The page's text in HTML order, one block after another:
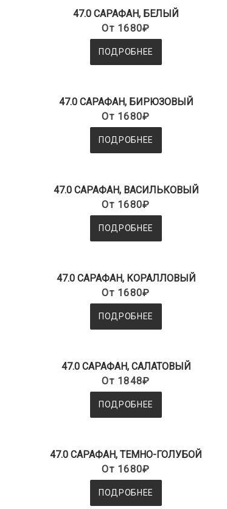
47.0 САРАФАН, БЕЛЫЙ
От 1680₽
ПОДРОБНЕЕ
47.0 САРАФАН, БИРЮЗОВЫЙ
От 1680₽
ПОДРОБНЕЕ
47.0 САРАФАН, ВАСИЛЬКОВЫЙ
От 1680₽
ПОДРОБНЕЕ
47.0 САРАФАН, КОРАЛЛОВЫЙ
От 1680₽
ПОДРОБНЕЕ
47.0 САРАФАН, САЛАТОВЫЙ
От 1848₽
ПОДРОБНЕЕ
47.0 САРАФАН, ТЕМНО-ГОЛУБОЙ
От 1680₽
ПОДРОБНЕЕ